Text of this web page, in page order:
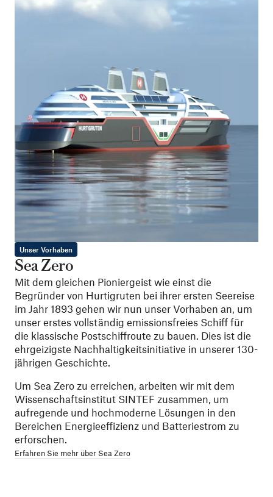
Unser Vorhaben
Sea Zero
Mit dem gleichen Pioniergeist wie einst die
Begründer von Hurtigruten bei ihrer ersten Seereise
im Jahr 1893 gehen wir nun unser Vorhaben an, um
unser erstes vollständig emissionsfreies Schiff für
die klassische Postschiffroute zu bauen. Dies ist die
ehrgeizigste Nachhaltigkeitsinitiative in unserer 130-
jährigen Geschichte.
Um Sea Zero zu erreichen, arbeiten wir mit dem
Wissenschaftsinstitut SINTEF zusammen, um
aufregende und hochmoderne Lösungen in den
Bereichen Energieeffizienz und Batteriestrom zu
erforschen.
Erfahren Sie mehr über Sea Zero